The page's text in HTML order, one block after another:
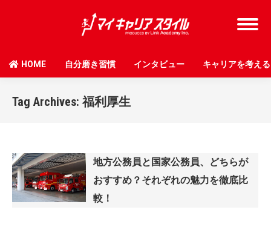
HOME 自分磨き習慣 インタビュー キャリアを考える
Tag Archives:福利厚生
地方公務員と国家公務員、どちらが
おすすめ？それぞれの魅力を徹底比
較！